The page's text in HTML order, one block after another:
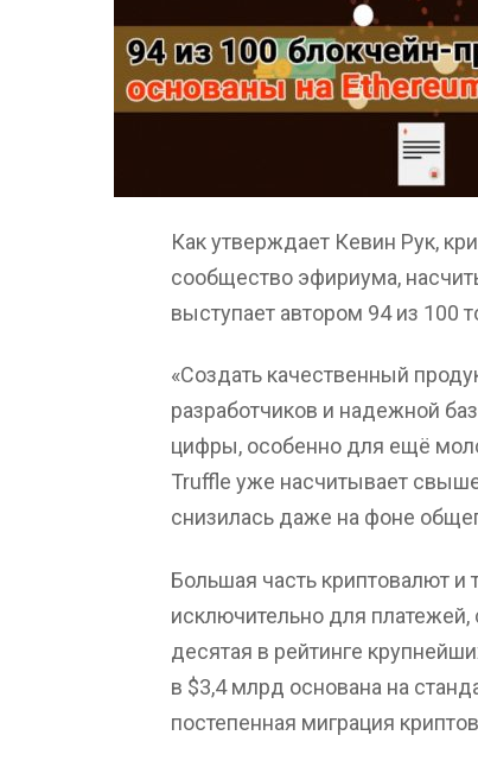
Как утверждает Кевин Рук,
сообщество эфириума,
выступает автором 94 из 100
«Создать качественный
разработчиков и надежной
цифры, особенно для ещё
Truffle уже насчитывает
снизилась даже на фоне
Большая часть криптовалют и
исключительно для
десятая в рейтинге
в $3,4 млрд основана на
постепенная миграция